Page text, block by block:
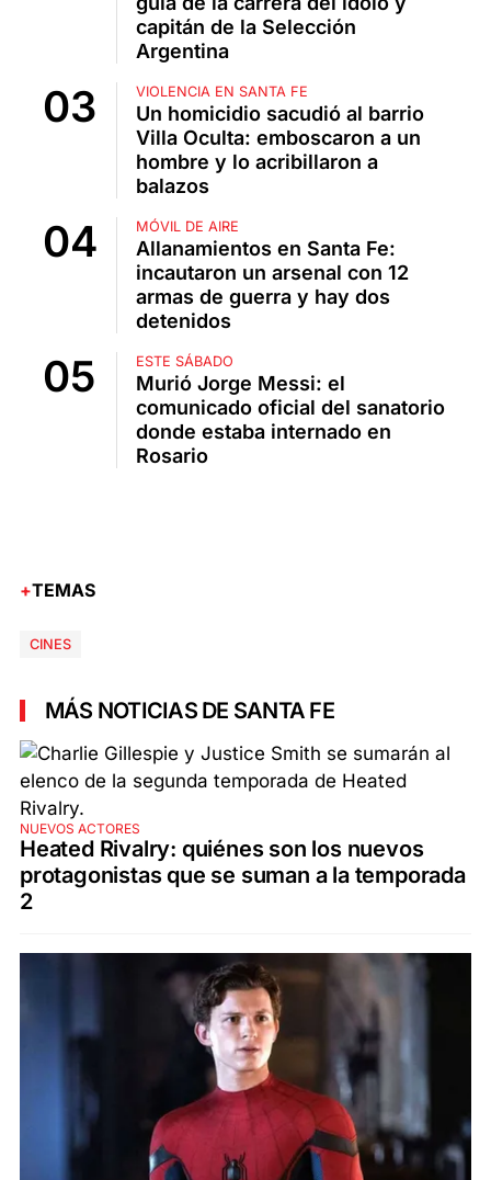
capitán de la Selección
Argentina
VIOLENCIA EN SANTA FE
Un homicidio sacudió al barrio
Villa Oculta: emboscaron a un
hombre y lo acribillaron a
balazos
MÓVIL DE AIRE
Allanamientos en Santa Fe:
incautaron un arsenal con 12
armas de guerra y hay dos
detenidos
ESTE SÁBADO
Murió Jorge Messi: el
comunicado oficial del sanatorio
donde estaba internado en
Rosario
TEMAS
CINES
MÁS NOTICIAS DE SANTA FE
NUEVOS ACTORES
Heated Rivalry: quiénes son los nuevos
protagonistas que se suman a la temporada
2